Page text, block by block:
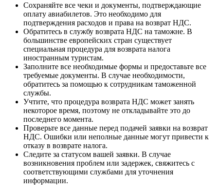
Сохраняйте все чеки и документы, подтверждающие
оплату авиабилетов. Это необходимо для
подтверждения расходов и права на возврат НДС.
Обратитесь в службу возврата НДС на таможне. В
большинстве европейских стран существует
специальная процедура для возврата налога
иностранным туристам.
Заполните все необходимые формы и предоставьте все
требуемые документы. В случае необходимости,
обратитесь за помощью к сотрудникам таможенной
службы.
Учтите, что процедура возврата НДС может занять
некоторое время, поэтому не откладывайте это до
последнего момента.
Проверьте все данные перед подачей заявки на возврат
НДС. Ошибки или неполные данные могут привести к
отказу в возврате налога.
Следите за статусом вашей заявки. В случае
возникновения проблем или задержек, свяжитесь с
соответствующими службами для уточнения
информации.